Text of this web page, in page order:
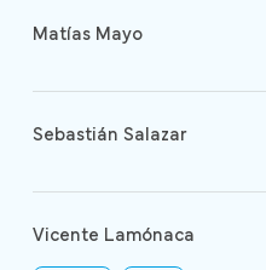
Matías Mayo
Sebastián Salazar
Vicente Lamónaca